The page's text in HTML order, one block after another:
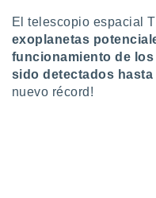
en
más
y
El telescopio espacial
exoplanetas
funcionamiento de
sido detectados hasta
nuevo récord!